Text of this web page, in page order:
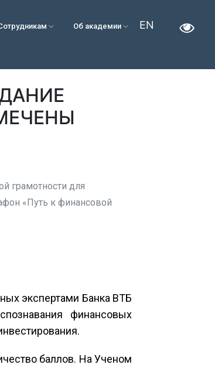
Об академии EN
грамотности для
«Путь к финансовой
экспертами Банка ВТБ
финансовых
баллов. На Ученом